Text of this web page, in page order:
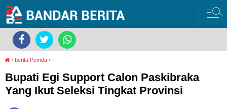
/ berita Pemda /
Bupati Egi Support Calon Paskibraka
Yang Ikut Seleksi Tingkat Provinsi